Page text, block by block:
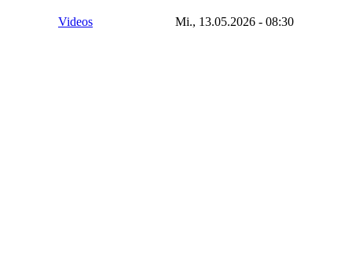
Videos Mi., 13.05.2026 - 08:30